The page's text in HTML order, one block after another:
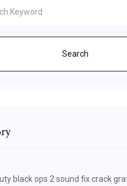
Search
black ops 2 sound fix crack